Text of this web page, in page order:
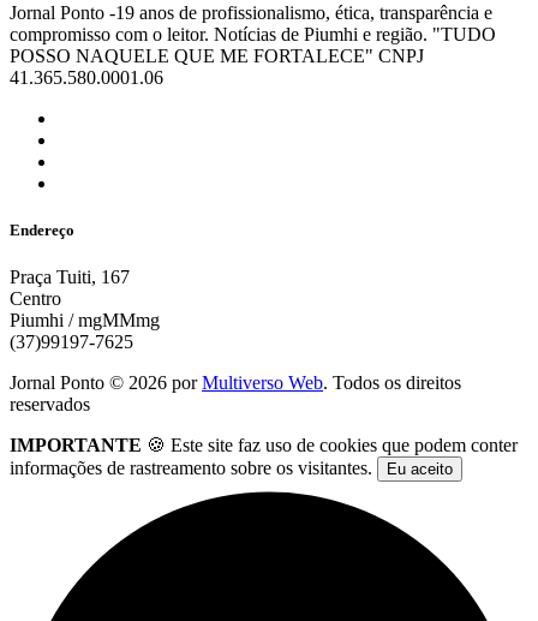
Jornal Ponto -19 anos de profissionalismo, ética, transparência e
compromisso com o leitor. Notícias de Piumhi e região. "TUDO
POSSO NAQUELE QUE ME FORTALECE" CNPJ
41.365.580.0001.06
Endereço
Praça Tuiti, 167
Centro
Piumhi / mgMMmg
(37)99197-7625
Jornal Ponto © 2026 porMultiverso Web. Todos os direitos
reservados
IMPORTANTE 🍪 Este site faz uso de cookies que podem conter
informações de rastreamento sobre os visitantes.
Eu aceito